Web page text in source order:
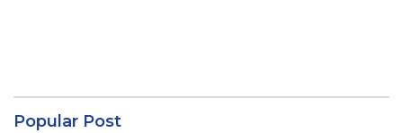
Popular Post